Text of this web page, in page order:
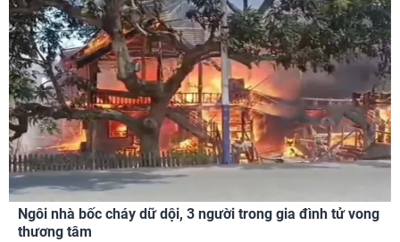
Ngôi nhà bốc cháy dữ dội, 3 người trong gia đình tử vong
thương tâm